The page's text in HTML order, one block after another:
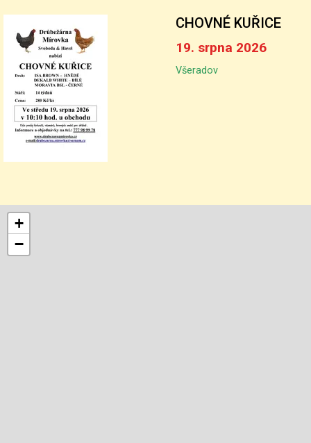
CHOVNÉ KUŘICE
19. srpna 2026
Všeradov
+
−